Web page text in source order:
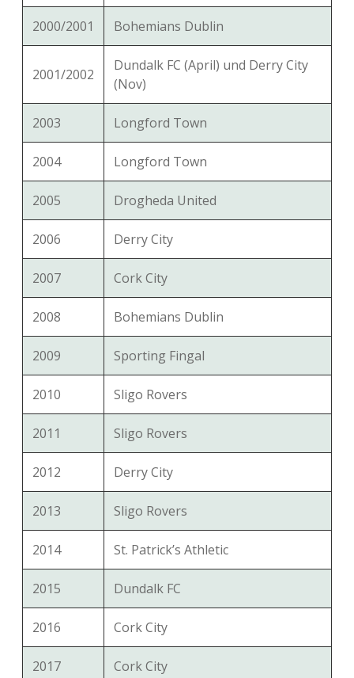
2000/2001 Bohemians Dublin
2001/2002
Dundalk FC (April) und Derry City
(Nov)
2003 Longford Town
2004 Longford Town
2005 Drogheda United
2006 Derry City
2007 Cork City
2008 Bohemians Dublin
2009 Sporting Fingal
2010 Sligo Rovers
2011 Sligo Rovers
2012 Derry City
2013 Sligo Rovers
2014 St. Patrick’s Athletic
2015 Dundalk FC
2016 Cork City
2017 Cork City